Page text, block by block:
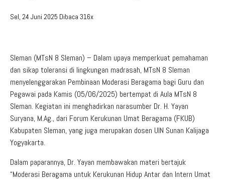
Sel, 24 Juni 2025 Dibaca 316x
Sleman (MTsN 8 Sleman) – Dalam upaya memperkuat pemahaman
dan sikap toleransi di lingkungan madrasah, MTsN 8 Sleman
menyelenggarakan Pembinaan Moderasi Beragama bagi Guru dan
Pegawai pada Kamis (05/06/2025) bertempat di Aula MTsN 8
Sleman. Kegiatan ini menghadirkan narasumber Dr. H. Yayan
Suryana, M.Ag., dari Forum Kerukunan Umat Beragama (FKUB)
Kabupaten Sleman, yang juga merupakan dosen UIN Sunan Kalijaga
Yogyakarta.
Dalam paparannya, Dr. Yayan membawakan materi bertajuk
“Moderasi Beragama untuk Kerukunan Hidup Antar dan Intern Umat